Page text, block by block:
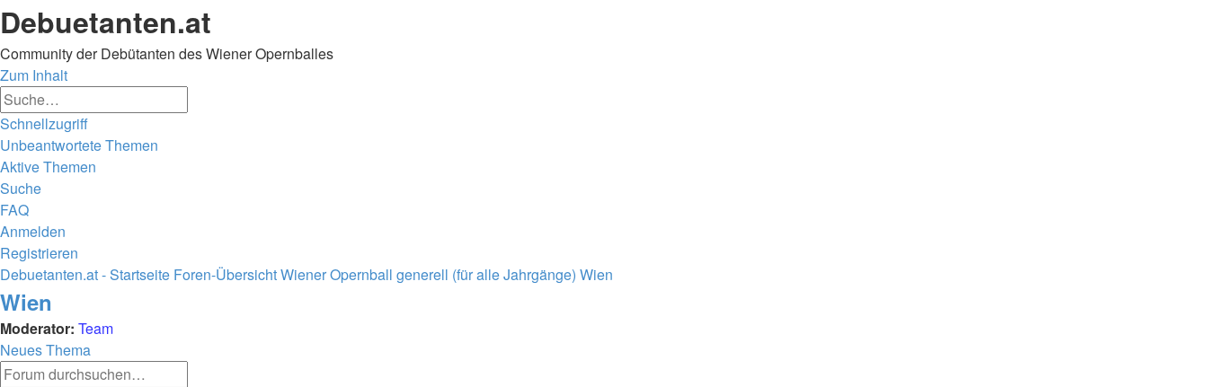
Debuetanten.at
Community der Debütanten des Wiener Opernballes
Zum Inhalt
Schnellzugriff
Unbeantwortete Themen
Aktive Themen
Suche
FAQ
Anmelden
Registrieren
Debuetanten.at - Startseite Foren-ÜbersichtWiener Opernball generell (für alle Jahrgänge) Wien
Suche
Wien
Moderator: Team
Neues Thema